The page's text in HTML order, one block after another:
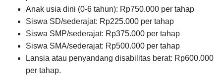
Anak usia dini (0-6 tahun): Rp750.000 per tahap
Siswa SD/sederajat: Rp225.000 per tahap
Siswa SMP/sederajat: Rp375.000 per tahap
Siswa SMA/sederajat: Rp500.000 per tahap
Lansia atau penyandang disabilitas berat: Rp600.000
per tahap.